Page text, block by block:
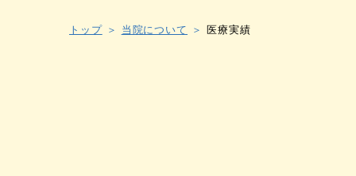
トップ 当院について 医療実績